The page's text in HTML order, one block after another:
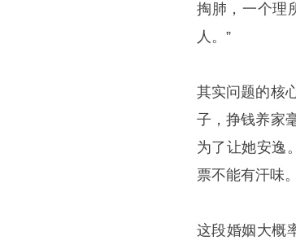
掏肺，一个理
人。”
其实问题的核
子，挣钱养家
为了让她安逸
票不能有汗味
这段婚姻大概